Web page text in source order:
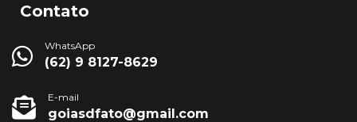
Contato
WhatsApp
(62) 9 8127-8629
E-mail
goiasdfato@gmail.com